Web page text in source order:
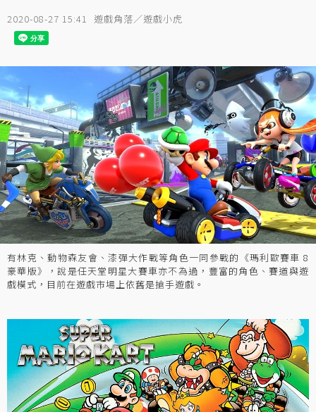
2020-08-27 15:41 遊戲角落／遊戲小虎
有林克、動物森友會、漆彈大作戰等角色一同參戰的《瑪利歐賽車 8
豪華版》，說是任天堂明星大賽車亦不為過，豐富的角色、賽道與遊
戲模式，目前在遊戲市場上依舊是搶手遊戲。